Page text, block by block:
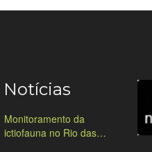
Monitoramento da
ictiofauna no Rio das